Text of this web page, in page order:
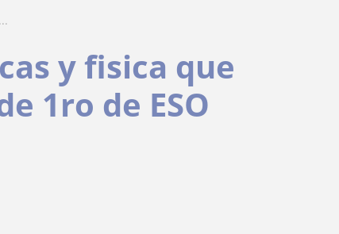
y fisica que
1ro de ESO